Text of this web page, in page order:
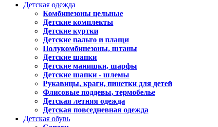
Детская одежда
Комбинезоны цельные
Детские комплекты
Детские куртки
Детские пальто и плащи
Полукомбинезоны, штаны
Детские шапки
Детские манишки, шарфы
Детские шапки - шлемы
Рукавицы, краги, пинетки для детей
Флисовые поддевы, термобелье
Детская летняя одежда
Детская повседневная одежда
Детская обувь